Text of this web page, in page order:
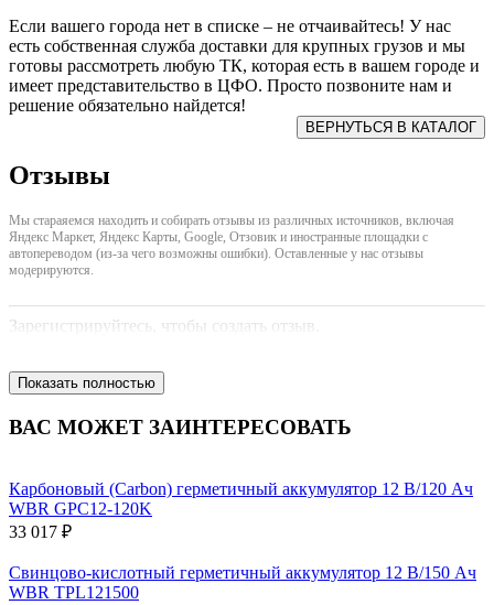
Если вашего города нет в списке – не отчаивайтесь! У нас
есть собственная служба доставки для крупных грузов и мы
готовы рассмотреть любую ТК, которая есть в вашем городе и
имеет представительство в ЦФО. Просто позвоните нам и
решение обязательно найдется!
Отзывы
Мы стараяемся находить и собирать отзывы из различных источников, включая
Яндекс Маркет, Яндекс Карты, Google, Отзовик и иностранные площадки с
автопереводом (из-за чего возможны ошибки). Оставленные у нас отзывы
модерируются.
Зарегистрируйтесь, чтобы создать отзыв.
Показать полностью
ВАС МОЖЕТ ЗАИНТЕРЕСОВАТЬ
Карбоновый (Carbon) герметичный аккумулятор 12 В/120 Ач
WBR GPC12-120K
33 017 ₽
Свинцово-кислотный герметичный аккумулятор 12 В/150 Ач
WBR TPL121500